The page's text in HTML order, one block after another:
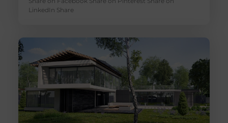
LinkedIn Share